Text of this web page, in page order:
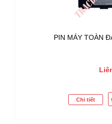
PIN MÁY TOÀN
Chi tiết